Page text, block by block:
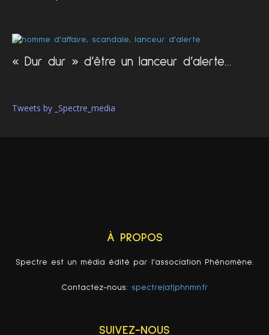
« Dur dur » d’être un lanceur d’alerte…
Tweets by _Spectre_media
À PROPOS
Spectre est un média édité par l'association Phénomène.
Contactez-nous: spectre(at)phnmn.fr
SUIVEZ-NOUS